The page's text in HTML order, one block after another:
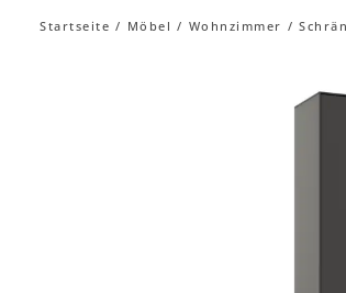
Startseite Möbel Wohnzimmer